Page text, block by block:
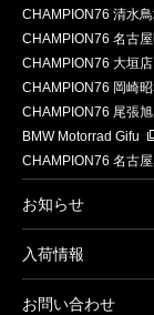
CHAMPION76 清水
CHAMPION76 名古
CHAMPION76 大垣店
CHAMPION76 岡崎
CHAMPION76 尾張
BMW Motorrad Gifu
CHAMPION76 名古
お知らせ
入荷情報
お問い合わせ